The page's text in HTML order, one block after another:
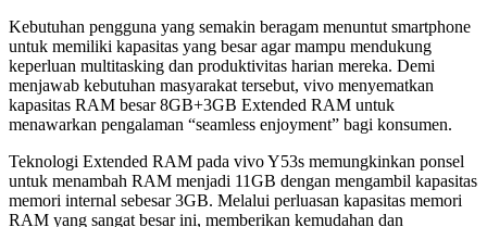
Kebutuhan pengguna yang semakin beragam menuntut smartphone
untuk memiliki kapasitas yang besar agar mampu mendukung
keperluan multitasking dan produktivitas harian mereka. Demi
menjawab kebutuhan masyarakat tersebut, vivo menyematkan
kapasitas RAM besar 8GB+3GB Extended RAM untuk
menawarkan pengalaman “seamless enjoyment” bagi konsumen.
Teknologi Extended RAM pada vivo Y53s memungkinkan ponsel
untuk menambah RAM menjadi 11GB dengan mengambil kapasitas
memori internal sebesar 3GB. Melalui perluasan kapasitas memori
RAM yang sangat besar ini, memberikan kemudahan dan